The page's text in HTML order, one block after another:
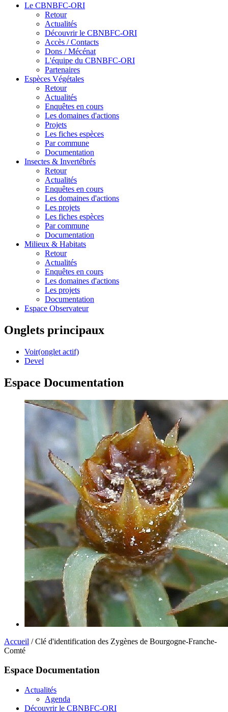
Le CBNBFC-ORI
Retour
Actualités
Découvrir le CBNBFC-ORI
Accès / Contacts
Dons / Mécénat
L'équipe du CBNBFC-ORI
Partenaires
Espèces Végétales
Retour
Actualités
Enquêtes en cours
Les domaines d'actions
Projets
Les fiches espèces
Par commune
Documentation
Insectes & Invertébrés
Retour
Actualités
Enquêtes en cours
Les domaines d'actions
Les projets
Les fiches espèces
Par commune
Documentation
Milieux & Habitats
Retour
Actualités
Enquêtes en cours
Les domaines d'actions
Les projets
Documentation
Espace Observateur
Onglets principaux
Voir(onglet actif)
Devel
Espace Documentation
Accueil / Clé d'identification des Zygènes de Bourgogne-Franche-
Comté
Espace Documentation
Actualités
Agenda
Découvrir le CBNBFC-ORI